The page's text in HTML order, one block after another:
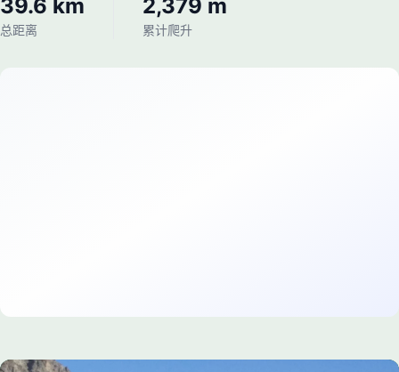
39.6 km
总距离
2,379 m
累计爬升